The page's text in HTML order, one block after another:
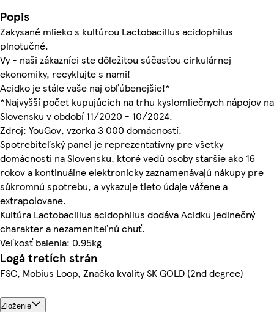
Popis
Zakysané mlieko s kultúrou Lactobacillus acidophilus
plnotučné.
Vy - naši zákazníci ste dôležitou súčasťou cirkulárnej
ekonomiky, recyklujte s nami!
Acidko je stále vaše naj obľúbenejšie!*
*Najvyšší počet kupujúcich na trhu kyslomliečnych nápojov na
Slovensku v období 11/2020 - 10/2024.
Zdroj: YouGov, vzorka 3 000 domácností.
Spotrebiteľský panel je reprezentatívny pre všetky
domácnosti na Slovensku, ktoré vedú osoby staršie ako 16
rokov a kontinuálne elektronicky zaznamenávajú nákupy pre
súkromnú spotrebu, a vykazuje tieto údaje vážene a
extrapolovane.
Kultúra Lactobacillus acidophilus dodáva Acidku jedinečný
charakter a nezameniteľnú chuť.
Veľkosť balenia: 0.95kg
Logá tretích strán
FSC, Mobius Loop, Značka kvality SK GOLD (2nd degree)
Zloženie